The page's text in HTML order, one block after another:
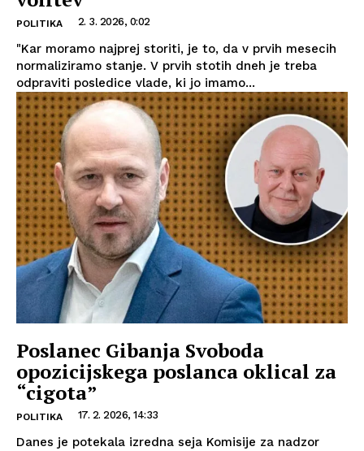
POLITIKA 2. 3. 2026, 0:02
"Kar moramo najprej storiti, je to, da v prvih mesecih
normaliziramo stanje. V prvih stotih dneh je treba
odpraviti posledice vlade, ki jo imamo...
Poslanec Gibanja Svoboda
opozicijskega poslanca oklical za
“cigota”
POLITIKA 17. 2. 2026, 14:33
Danes je potekala izredna seja Komisije za nadzor